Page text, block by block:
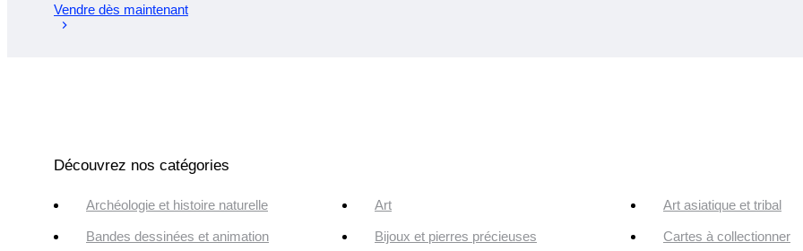
Vendre dès maintenant
Découvrez nos catégories
Archéologie et histoire naturelle Art Art asiatique et tribal
Bandes dessinées et animation Bijoux et pierres précieuses Cartes à collectionner